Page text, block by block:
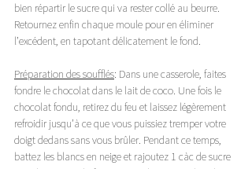
bien répartir le sucre qui va rester collé au beurre.
Retournez enfin chaque moule pour en éliminer
l’excédent, en tapotant délicatement le fond.
Préparation des soufflés: Dans une casserole, faites
fondre le chocolat dans le lait de coco. Une fois le
chocolat fondu, retirez du feu et laissez légèrement
refroidir jusqu’à ce que vous puissiez tremper votre
doigt dedans sans vous brûler. Pendant ce temps,
battez les blancs en neige et rajoutez 1 càc de sucre